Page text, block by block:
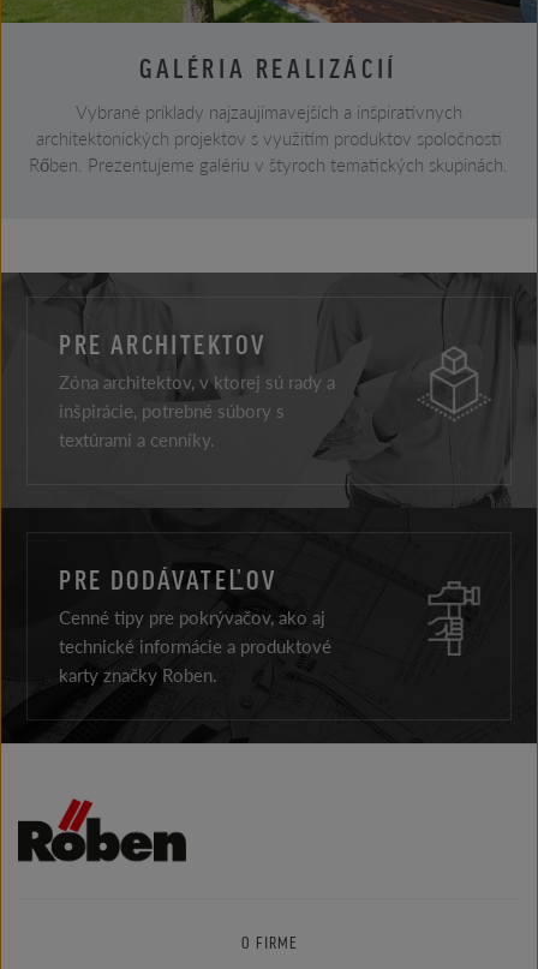
GALÉRIA REALIZÁCIÍ
Vybrané príklady najzaujímavejších a inšpiratívnych
architektonických projektov s využitím produktov spoločnosti
Rőben. Prezentujeme galériu v štyroch tematických skupinách.
PRE ARCHITEKTOV
Zóna architektov, v ktorej sú rady a
inšpirácie, potrebné súbory s
textúrami a cenníky.
PRE DODÁVATEĽOV
Cenné tipy pre pokrývačov, ako aj
technické informácie a produktové
karty značky Roben.
O FIRME